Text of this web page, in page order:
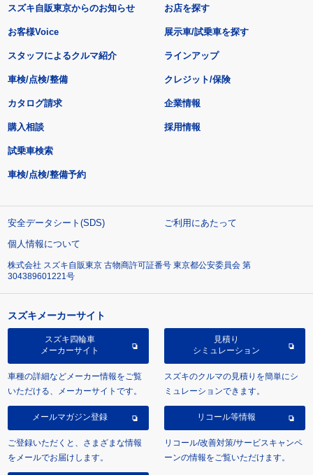
スズキ自販東京からのお知らせ
お客様Voice
スタッフによるクルマ紹介
お店を探す
展示車/試乗車を探す
ラインアップ
車検/点検/整備 クレジット/保険
カタログ請求
購入相談
試乗車検索
車検/点検/整備予約
企業情報
採用情報
安全データシート(SDS)
ご利用にあたって
個人情報について
株式会社 スズキ自販東京 古物商許可証番号 東京都公安委員会 第
304389601221号
スズキメーカーサイト
スズキ四輪車
メーカーサイト
車種の詳細などメーカー情報をご覧
いただける、メーカーサイトです。
見積り
シミュレーション
スズキのクルマの見積りを簡単にシ
ミュレーションできます。
メールマガジン登録
ご登録いただくと、さまざまな情報
をメールでお届けします。
リコール等情報
リコール/改善対策/サービスキャンペ
ーンの情報をご覧いただけます。